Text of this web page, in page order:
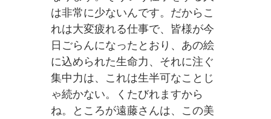
は非常に少ないんです。だからこ
れは大変疲れる仕事で、皆様が今
日ごらんになったとおり、あの絵
に込められた生命力、それに注ぐ
集中力は、これは生半可なことじ
ゃ続かない。くたびれますから
ね。ところが遠藤さんは、この美